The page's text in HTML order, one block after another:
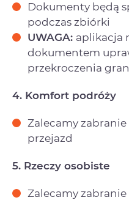
Dokumenty będą
podczas zbiórki
UWAGA: aplikacja
dokumentem
przekroczenia
4. Komfort podróży
Zalecamy
przejazd
5. Rzeczy osobiste
Zalecamy